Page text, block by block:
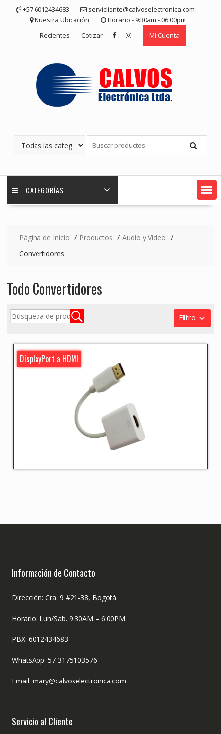
contenido
+57 6012434683
servicliente@calvoselectronica.com
Nuestra Ubicación
Horario - 9:30am - 06:00pm
Recientes
Cotizar Mi Cuenta
CATEGORÍAS
Página de Inicio Productos
Audio y Video
Convertidores
Todo Convertidores
Filtro
DisplayPort a HDMI
Información de Contacto
Dirección: Cra. 9 #21-38, Bogotá.
Horario: Lun/Sab. 9:30AM – 6:00PM
PBX: 6012434683
WhatsApp: 57 3175103576
Email: mary@calvoselectronica.com
Servicio al Cliente